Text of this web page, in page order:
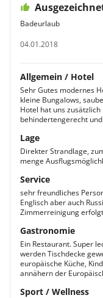
Badeurlaub
04.01.2018
Allgemein / Hotel
Sehr Gutes modernes
kleine Bungalows,
Hotel hat uns
behindertengerecht
Lage
Direkter Strandlage,
menge
Service
sehr freundliches
Englisch aber auch
Zimmerreinigung
Gastronomie
Ein Restaurant. Super
werden Tischdecke
europäische Küche,
annähern der
Sport / Wellness